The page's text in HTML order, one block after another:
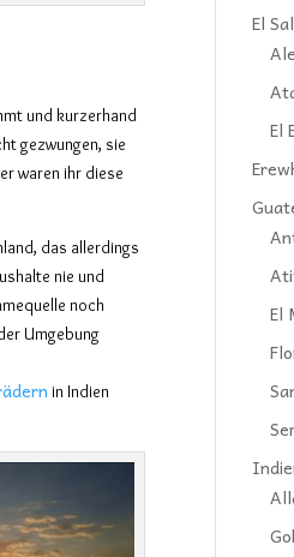
und kurzerhand
gezwungen, sie
waren ihr diese
das allerdings
nie und
noch
Umgebung
in Indien
El
El
El